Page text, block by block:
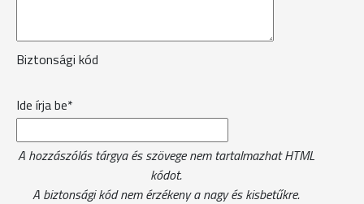
Biztonsági kód
Ide írja be*
A hozzászólás tárgya és szövege nem tartalmazhat HTML
kódot.
A biztonsági kód nem érzékeny a nagy és kisbetűkre.